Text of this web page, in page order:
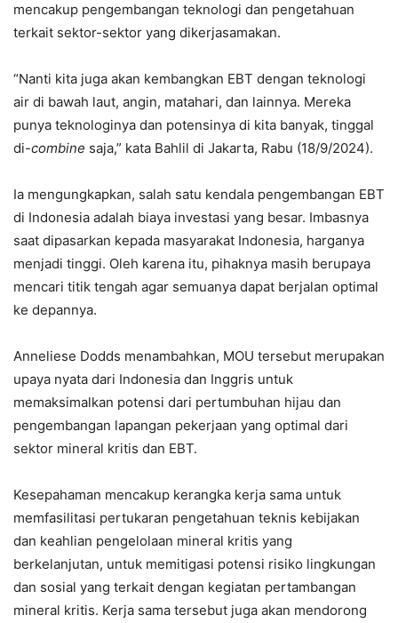
mencakup pengembangan teknologi dan pengetahuan
terkait sektor-sektor yang dikerjasamakan.
“Nanti kita juga akan kembangkan EBT dengan teknologi
air di bawah laut, angin, matahari, dan lainnya. Mereka
punya teknologinya dan potensinya di kita banyak, tinggal
di-combine saja,” kata Bahlil di Jakarta, Rabu (18/9/2024).
Ia mengungkapkan, salah satu kendala pengembangan EBT
di Indonesia adalah biaya investasi yang besar. Imbasnya
saat dipasarkan kepada masyarakat Indonesia, harganya
menjadi tinggi. Oleh karena itu, pihaknya masih berupaya
mencari titik tengah agar semuanya dapat berjalan optimal
ke depannya.
Anneliese Dodds menambahkan, MOU tersebut merupakan
upaya nyata dari Indonesia dan Inggris untuk
memaksimalkan potensi dari pertumbuhan hijau dan
pengembangan lapangan pekerjaan yang optimal dari
sektor mineral kritis dan EBT.
Kesepahaman mencakup kerangka kerja sama untuk
memfasilitasi pertukaran pengetahuan teknis kebijakan
dan keahlian pengelolaan mineral kritis yang
berkelanjutan, untuk memitigasi potensi risiko lingkungan
dan sosial yang terkait dengan kegiatan pertambangan
mineral kritis. Kerja sama tersebut juga akan mendorong